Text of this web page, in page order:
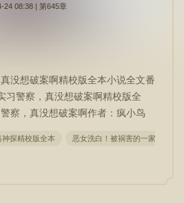
24 08:38 | 第645章
没想破案啊精校版全本小说全文番
习警察，真没想破案啊精校版全
察，真没想破案啊作者：疯小鸟
神探精校版全本 恶女洗白！被祸害的一家人有救